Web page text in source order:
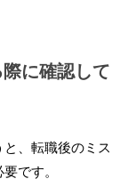
に確認して
、転職後のミス
です。